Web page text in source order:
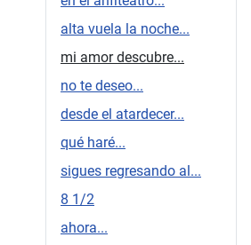
alta vuela la noche...
mi amor descubre...
no te deseo...
desde el atardecer...
qué haré...
sigues regresando al...
8 1/2
ahora...